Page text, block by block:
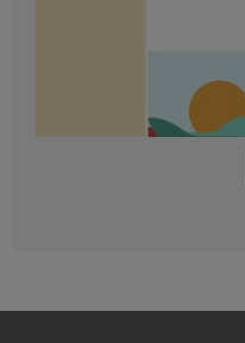
បានចាប់ផ្តើមនិងក
ការធានាអះអាងស
ការធ្ចើអាជីវកម្
សូមពិគ្រោះជាមួយសៀ
MyHerbalife.com ។
មនុស្សគ្រប់រូបគួរត
របស់គាត់នៅមុនពេល